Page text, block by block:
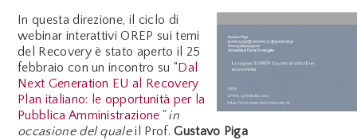
In questa direzione, il ciclo di
webinar interattivi OREP sui temi
del Recovery è stato aperto il 25
febbraio con un incontro su “Dal
Next Generation EU al Recovery
Plan italiano: le opportunità per la
Pubblica Amministrazione ” in
occasione del qualeil Prof.Gustavo Piga